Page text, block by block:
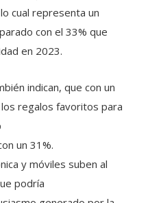
con el 33% que
en 2023.
regalos favoritos para
un 31%.
y móviles suben al
podría
generado por la